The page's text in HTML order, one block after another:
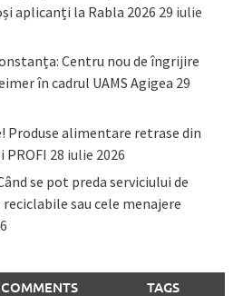
aplicanți la Rabla 2026 29 iulie
Centru nou de îngrijire
în cadrul UAMS Agigea 29
Produse alimentare retrase din
PROFI 28 iulie 2026
se pot preda serviciului de
sau cele menajere
COMMENTS TAGS